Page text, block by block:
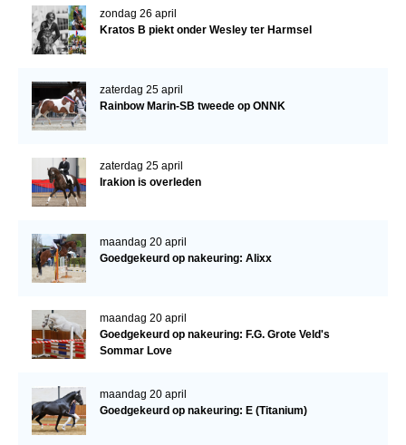
zondag 26 april
Kratos B piekt onder Wesley ter Harmsel
zaterdag 25 april
Rainbow Marin-SB tweede op ONNK
zaterdag 25 april
Irakion is overleden
maandag 20 april
Goedgekeurd op nakeuring: Alixx
maandag 20 april
Goedgekeurd op nakeuring: F.G. Grote Veld's
Sommar Love
maandag 20 april
Goedgekeurd op nakeuring: E (Titanium)